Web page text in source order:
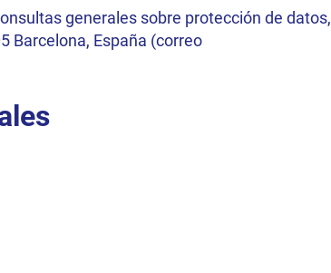
generales sobre protección de datos,
Barcelona, España (correo